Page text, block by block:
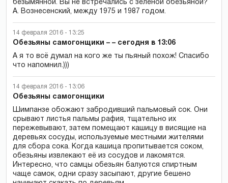
безымянной. Вы не встречались с зеленой обезьяной?
А. Вознесенский, между 1975 и 1987 годом.
14 февраля 2016 - 13:25
Обезьяны самогонщики – – сегодня в 13:06
А я то всё думал на кого же ты пьяный похож! Спасибо
что напомнил.)))
14 февраля 2016 - 13:06
Обезьяны самогонщики
Шимпанзе обожают забродивший пальмовый сок. Они
срывают листья пальмы рафия, тщательно их
пережевывают, затем помещают кашицу в висящие на
деревьях сосуды, используемые местными жителями
для сбора сока. Когда кашица пропитывается соком,
обезьяны извлекают её из сосудов и лакомятся.
Интересно, что самцы обезьян балуются спиртным
чаще самок, одни сразу засыпают, другие бешено